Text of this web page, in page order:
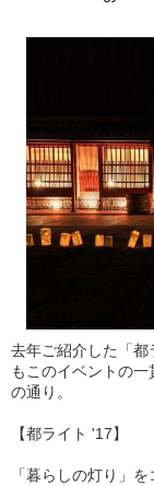
去年ご紹介した「都
もこのイベントの
の通り。
【都ライト '17】
「暮らしの灯り」